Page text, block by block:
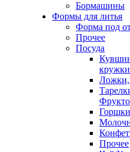
Бормашины
Формы для литья
Форма под
Прочее
Посуда
кружки
Прочее